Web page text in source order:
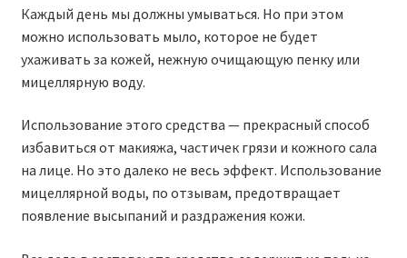
Каждый день мы должны умываться. Но при этом
можно использовать мыло, которое не будет
ухаживать за кожей, нежную очищающую пенку или
мицеллярную воду.
Использование этого средства — прекрасный способ
избавиться от макияжа, частичек грязи и кожного сала
на лице. Но это далеко не весь эффект. Использование
мицеллярной воды, по отзывам, предотвращает
появление высыпаний и раздражения кожи.